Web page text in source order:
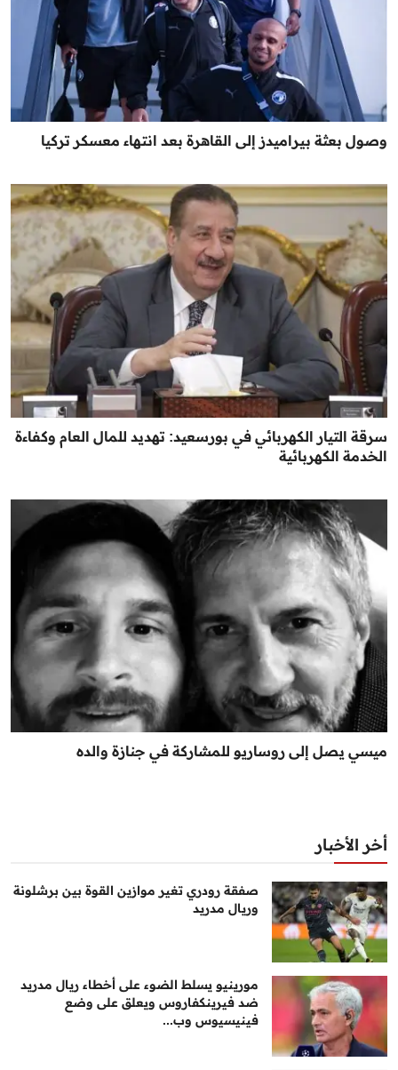
وصول بعثة بيراميدز إلى القاهرة بعد انتهاء معسكر تركيا
سرقة التيار الكهربائي في بورسعيد: تهديد للمال العام وكفاءة
الخدمة الكهربائية
ميسي يصل إلى روساريو للمشاركة في جنازة والده
أخر الأخبار
صفقة رودري تغير موازين القوة بين برشلونة
وريال مدريد
مورينيو يسلط الضوء على أخطاء ريال مدريد
ضد فيرينكفاروس ويعلق على وضع
فينيسيوس وب...